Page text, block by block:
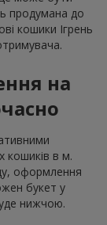
продумана до
кошики Ігрень
на
кошиків в м.
оформлення
букет у
нижчою.